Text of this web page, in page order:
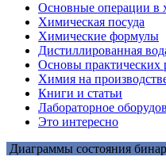
Основные операции в
Химическая посуда
Химические формулы
Дистиллированная
Основы практических
Химия на
Книги и статьи
Лабораторное
Это интересно
Диаграммы состояния